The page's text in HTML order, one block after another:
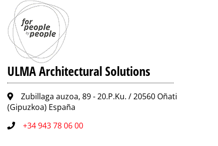
ULMA Architectural Solutions
Zubillaga auzoa, 89 - 20.P.Ku. / 20560 Oñati
(Gipuzkoa) España
+34 943 78 06 00